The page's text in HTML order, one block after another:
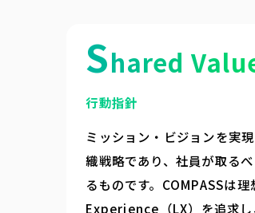
Shared
行動指針
ミッション・ビジョンを実
織戦略であり、社員が取る
るものです。COMPASSは
Experience（LX）を追求し